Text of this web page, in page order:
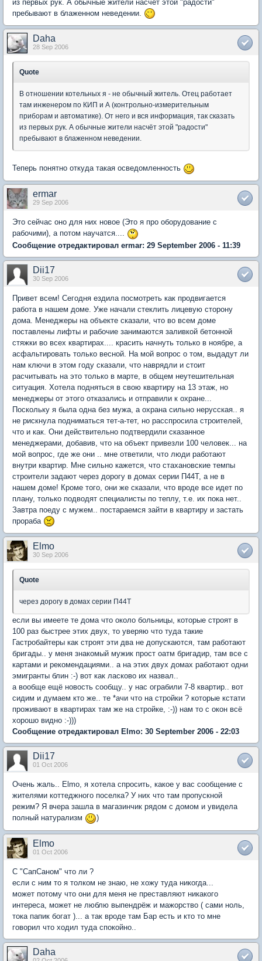
из первых рук. А обычные жители насчёт этой "радости"
пребывают в блаженном неведении.
Daha
28 Sep 2006
Quote
В отношении котельных я - не обычный житель. Отец работает
там инженером по КИП и А (контрольно-измерительным
приборам и автоматике). От него и вся информация, так сказать
из первых рук. А обычные жители насчёт этой "радости"
пребывают в блаженном неведении.
Теперь понятно откуда такая осведомленность
ermar
29 Sep 2006
Это сейчас оно для них новое (Это я про оборудование с
рабочими), а потом научатся....
Сообщение отредактировал ermar: 29 September 2006 - 11:39
Dii17
30 Sep 2006
Привет всем! Сегодня ездила посмотреть как продвигается
работа в нашем доме. Уже начали стеклить лицевую сторону
дома. Менеджеры на объекте сказали, что во всем доме
поставлены лифты и рабочие занимаются заливкой бетонной
стяжки во всех квартирах.... красить начнуть только в ноябре, а
асфальтировать только весной. На мой вопрос о том, выдадут ли
нам ключи в этом году сказали, что наврядли и стоит
расчитывать на это только в марте, в общем неутешительная
ситуация. Хотела подняться в свою квартиру на 13 этаж, но
менеджеры от этого отказались и отправили к охране...
Поскольку я была одна без мужа, а охрана сильно нерусская.. я
не рискнула подниматься тет-а-тет, но расспросила строителей,
что и как. Они действительно подтвердили сказанное
менеджерами, добавив, что на объект привезли 100 человек... на
мой вопрос, где же они .. мне ответили, что люди работают
внутри квартир. Мне сильно кажется, что стахановские темпы
строители задают через дорогу в домах серии П44Т, а не в
нашем доме! Кроме того, они же сказали, что вроде все идет по
плану, только подводят специалисты по теплу, т.е. их пока нет..
Завтра поеду с мужем.. постараемся зайти в квартиру и застать
прораба
Elmo
30 Sep 2006
Quote
через дорогу в домах серии П44Т
если вы имеете те дома что около больницы, которые строят в
100 раз быстрее этих двух, то уверяю что туда такие
Гастробайтеры как строят эти два не допускаются, там работают
бригады.. у меня знакомый мужик прост оатм бригадир, там все с
картами и рекомендациями.. а на этих двух домах работают одни
эмигранты блин :-) вот как ласково их назвал..
а вообще ещё новость сообщу.. у нас ограбили 7-8 квартир.. вот
сидим и думаем кто же.. те *ачи что на стройки ? которые кстати
проживают в квартирах там же на стройке, :-)) нам то с окон всё
хорошо видно :-)))
Сообщение отредактировал Elmo: 30 September 2006 - 22:03
Dii17
01 Oct 2006
Очень жаль.. Elmo, я хотела спросить, какое у вас сообщение с
жителями коттеджного поселка? У них что там пропускной
режим? Я вчера зашла в магазинчик рядом с домом и увидела
полный натурализм
)
Elmo
01 Oct 2006
C "СапСаном" что ли ?
если с ним то я толком не знаю, не хожу туда никогда...
может потому что они для меня не преставляют никакого
интереса, может не люблю выпендрёж и мажорство ( сами ноль,
тока папик богат )... а так вроде там Бар есть и кто то мне
говорил что ходил туда спокойно..
Daha